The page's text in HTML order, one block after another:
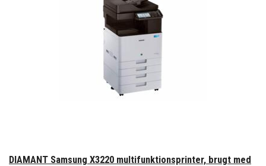
DIAMANT Samsung X3220 multifunktionsprinter, brugt med